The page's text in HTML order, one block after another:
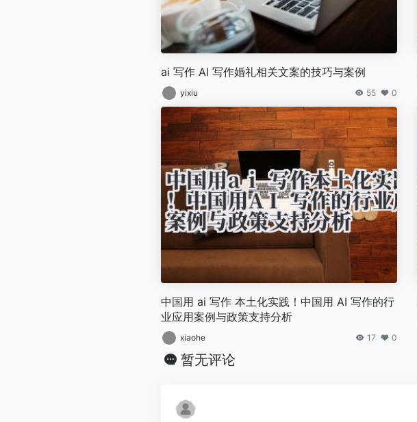
ai 写作 AI 写作婚礼相关文案的技巧与案例
yixiu 55 0
中国用 ai 写作 本土化实践！中国用 AI 写作的行
业应用案例与政策支持分析
xiaohe 17 0
暂无评论